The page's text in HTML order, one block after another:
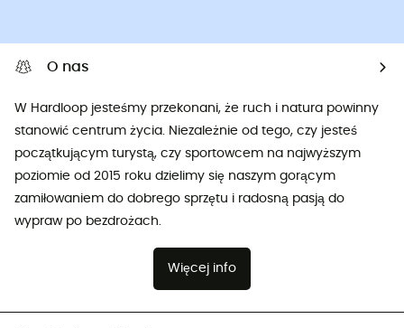
O nas
W Hardloop jesteśmy przekonani, że ruch i natura powinny
stanowić centrum życia. Niezależnie od tego, czy jesteś
początkującym turystą, czy sportowcem na najwyższym
poziomie od 2015 roku dzielimy się naszym gorącym
zamiłowaniem do dobrego sprzętu i radosną pasją do
wypraw po bezdrożach.
Więcej info